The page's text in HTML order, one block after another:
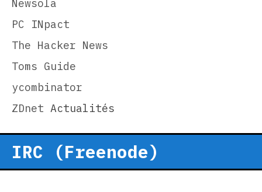
Newsola
PC INpact
The Hacker News
Toms Guide
ycombinator
ZDnet Actualités
IRC (Freenode)